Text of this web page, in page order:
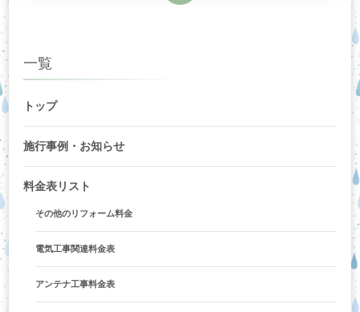
一覧
トップ
施行事例・お知らせ
料金表リスト
その他のリフォーム料金
電気工事関連料金表
アンテナ工事料金表